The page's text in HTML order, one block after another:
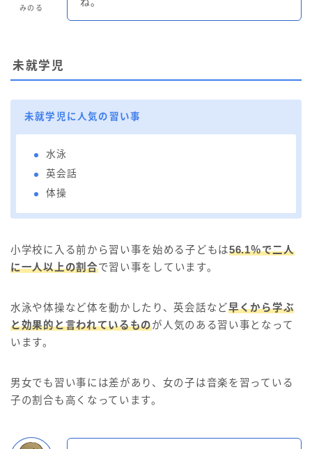
みのる
ね。
未就学児
未就学児に人気の習い事
水泳
英会話
体操
小学校に入る前から習い事を始める子どもは56.1％で二人
に一人以上の割合で習い事をしています。
水泳や体操など体を動かしたり、英会話など早くから学ぶ
と効果的と言われているものが人気のある習い事となって
います。
男女でも習い事には差があり、女の子は音楽を習っている
子の割合も高くなっています。